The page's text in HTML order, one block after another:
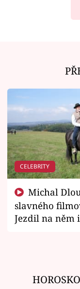
CELEBRITY
slavného
Jezdil na něm